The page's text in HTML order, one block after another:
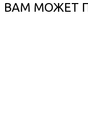
ВАМ МОЖЕТ